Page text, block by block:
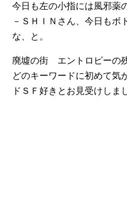
今日も左の小指には風邪薬
－ＳＨＩＮさん、今日もボ
な、と。
廃墟の街 エントロピー
どのキーワードに初めて気
ドＳＦ好きとお見受けしま